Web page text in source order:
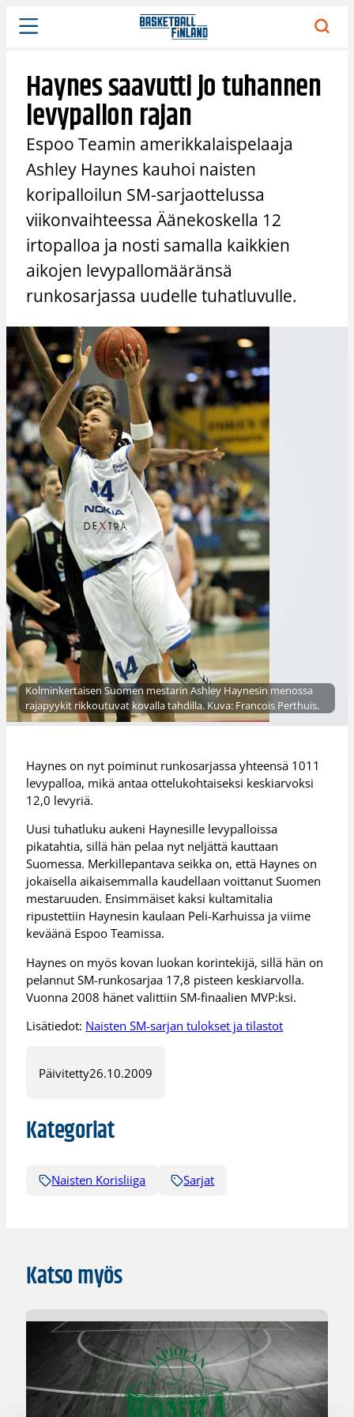
Siirry
sisältöön
Haynes saavutti jo tuhannen
levypallon rajan
Espoo Teamin amerikkalaispelaaja
Ashley Haynes kauhoi naisten
koripalloilun SM-sarjaottelussa
viikonvaihteessa Äänekoskella 12
irtopalloa ja nosti samalla kaikkien
aikojen levypallomääränsä
runkosarjassa uudelle tuhatluvulle.
Kolminkertaisen Suomen mestarin Ashley Haynesin menossa
rajapyykit rikkoutuvat kovalla tahdilla. Kuva: Francois Perthuis.
Haynes on nyt poiminut runkosarjassa yhteensä 1011
levypalloa, mikä antaa ottelukohtaiseksi keskiarvoksi
12,0 levyriä.
Uusi tuhatluku aukeni Haynesille levypalloissa
pikatahtia, sillä hän pelaa nyt neljättä kauttaan
Suomessa. Merkillepantava seikka on, että Haynes on
jokaisella aikaisemmalla kaudellaan voittanut Suomen
mestaruuden. Ensimmäiset kaksi kultamitalia
ripustettiin Haynesin kaulaan Peli-Karhuissa ja viime
keväänä Espoo Teamissa.
Haynes on myös kovan luokan korintekijä, sillä hän on
pelannut SM-runkosarjaa 17,8 pisteen keskiarvolla.
Vuonna 2008 hänet valittiin SM-finaalien MVP:ksi.
Lisätiedot: Naisten SM-sarjan tulokset ja tilastot
Päivitetty26.10.2009
Kategoriat
Naisten Korisliiga Sarjat
Katso myös